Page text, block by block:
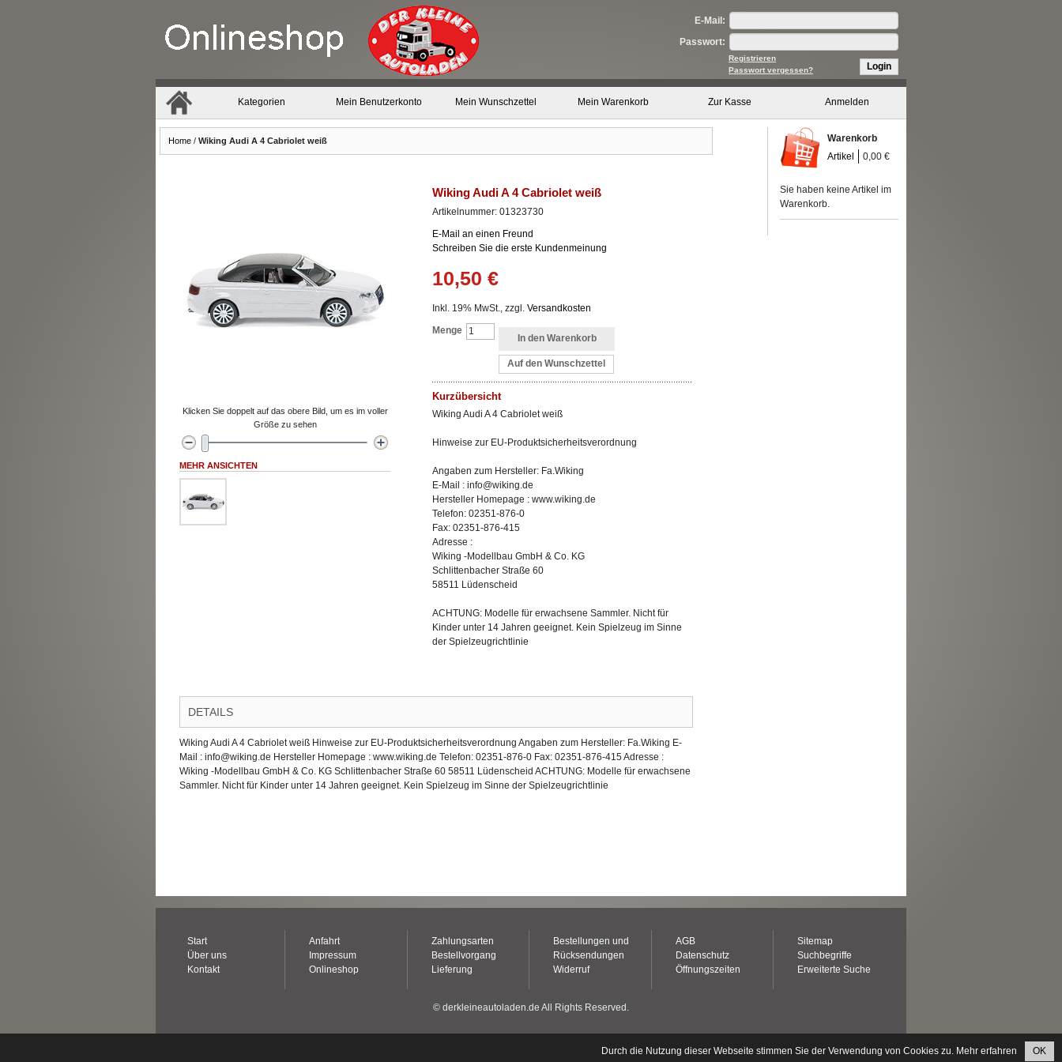
E-Mail:
Passwort:
Registrieren
Passwort vergessen?
Login
Kategorien Mein Benutzerkonto Mein Wunschzettel Mein Warenkorb Zur Kasse Anmelden
Home / Wiking Audi A 4 Cabriolet weiß
Wiking Audi A 4 Cabriolet weiß
Artikelnummer: 01323730
E-Mail an einen Freund
Schreiben Sie die erste Kundenmeinung
10,50 €
Inkl. 19% MwSt., zzgl. Versandkosten
Menge
In den Warenkorb
Auf den Wunschzettel
Kurzübersicht
Wiking Audi A 4 Cabriolet weiß
Hinweise zur EU-Produktsicherheitsverordnung
Angaben zum Hersteller: Fa.Wiking
E-Mail : info@wiking.de
Hersteller Homepage : www.wiking.de
Telefon: 02351-876-0
Fax: 02351-876-415
Adresse :
Wiking -Modellbau GmbH & Co. KG
Schlittenbacher Straße 60
58511 Lüdenscheid
ACHTUNG: Modelle für erwachsene Sammler. Nicht für
Kinder unter 14 Jahren geeignet. Kein Spielzeug im Sinne
der Spielzeugrichtlinie
Klicken Sie doppelt auf das obere Bild, um es im voller
Größe zu sehen
MEHR ANSICHTEN
DETAILS
Wiking Audi A 4 Cabriolet weiß Hinweise zur EU-Produktsicherheitsverordnung Angaben zum Hersteller: Fa.Wiking E-
Mail : info@wiking.de Hersteller Homepage : www.wiking.de Telefon: 02351-876-0 Fax: 02351-876-415 Adresse :
Wiking -Modellbau GmbH & Co. KG Schlittenbacher Straße 60 58511 Lüdenscheid ACHTUNG: Modelle für erwachsene
Sammler. Nicht für Kinder unter 14 Jahren geeignet. Kein Spielzeug im Sinne der Spielzeugrichtlinie
Warenkorb
Artikel
0,00 €
Sie haben keine Artikel im
Warenkorb.
Start
Über uns
Kontakt
Anfahrt
Impressum
Onlineshop
Zahlungsarten
Bestellvorgang
Lieferung
Bestellungen und
Rücksendungen
Widerruf
AGB
Datenschutz
Öffnungszeiten
Sitemap
Suchbegriffe
Erweiterte Suche
© derkleineautoladen.de All Rights Reserved.
Durch die Nutzung dieser Webseite stimmen Sie der Verwendung von Cookies zu. Mehr erfahren OK